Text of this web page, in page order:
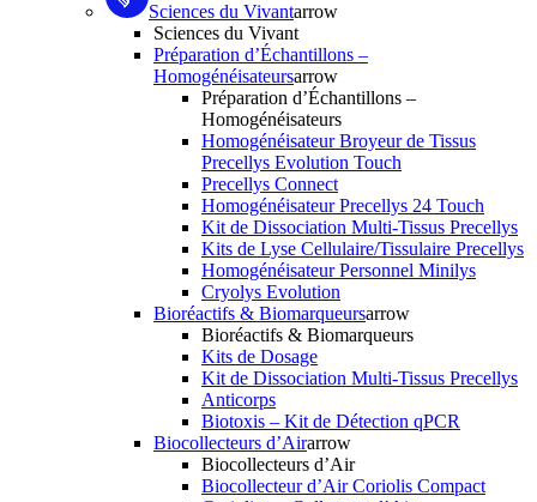
Sciences du Vivantarrow
Sciences du Vivant
Préparation d’Échantillons –
Homogénéisateursarrow
Préparation d’Échantillons –
Homogénéisateurs
Homogénéisateur Broyeur de Tissus
Precellys Evolution Touch
Precellys Connect
Homogénéisateur Precellys 24 Touch
Kit de Dissociation Multi-Tissus Precellys
Kits de Lyse Cellulaire/Tissulaire Precellys
Homogénéisateur Personnel Minilys
Cryolys Evolution
Bioréactifs & Biomarqueursarrow
Bioréactifs & Biomarqueurs
Kits de Dosage
Kit de Dissociation Multi-Tissus Precellys
Anticorps
Biotoxis – Kit de Détection qPCR
Biocollecteurs d’Airarrow
Biocollecteurs d’Air
Biocollecteur d’Air Coriolis Compact